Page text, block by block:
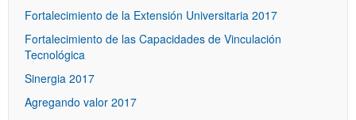
Fortalecimiento de la Extensión Universitaria 2017
Fortalecimiento de las Capacidades de Vinculación
Tecnológica
Sinergia 2017
Agregando valor 2017